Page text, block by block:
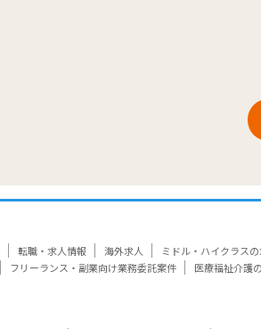
転職・求人情報 海外求人 ミドル・ハイクラス
フリーランス・副業向け業務委託案件 医療福祉介護